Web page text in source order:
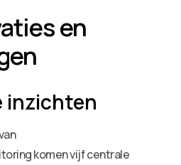
en
inzichten
komen vijf centrale